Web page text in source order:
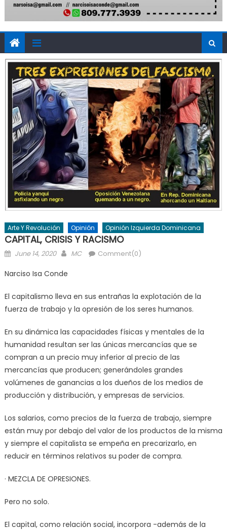
Arte Y Revolución Opinión Opinión Izquierda Dominicana
CAPITAL, CRISIS Y RACISMO
Posted
June 14, 2020 Author
MC Comment(0)
Narciso Isa Conde
El capitalismo lleva en sus entrañas la explotación de la
fuerza de trabajo y la opresión de los seres humanos.
En su dinámica las capacidades físicas y mentales de la
humanidad resultan ser las únicas mercancías que se
compran a un precio muy inferior al precio de las
mercancías que producen; generándoles grandes
volúmenes de ganancias a los dueños de los medios de
producción y distribución, y empresas de servicios.
Los salarios, como precios de la fuerza de trabajo, siempre
están muy por debajo del valor de los productos de la misma
y siempre el capitalista se empeña en precarizarlo, en
reducir en términos relativos su poder de compra.
· MEZCLA DE OPRESIONES.
Pero no solo.
El capital, como relación social, incorpora -además de la